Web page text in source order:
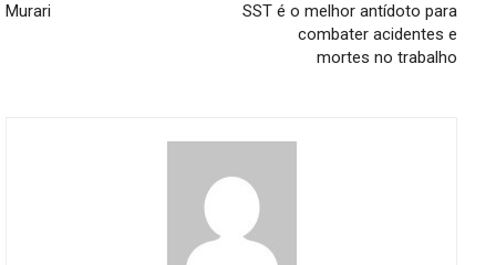
Murari
SST é o melhor antídoto para
combater acidentes e
mortes no trabalho